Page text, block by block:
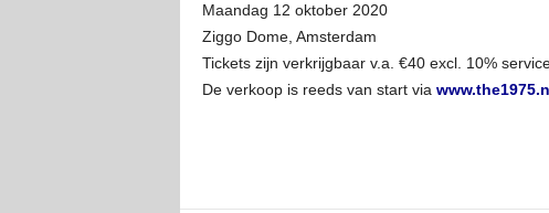
Maandag 12 oktober 2020
Ziggo Dome, Amsterdam
Tickets zijn verkrijgbaar v.a. €40 excl. 10%
De verkoop is reeds van start via